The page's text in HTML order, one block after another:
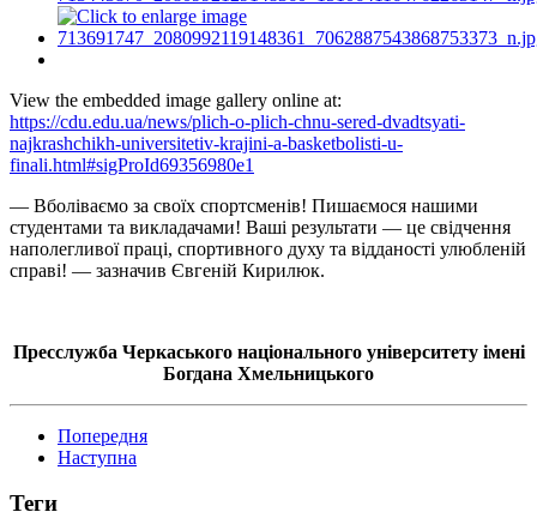
View the embedded image gallery online at:
https://cdu.edu.ua/news/plich-o-plich-chnu-sered-dvadtsyati-
najkrashchikh-universitetiv-krajini-a-basketbolisti-u-
finali.html#sigProId69356980e1
— Вболіваємо за своїх спортсменів! Пишаємося нашими
студентами та викладачами! Ваші результати — це свідчення
наполегливої праці, спортивного духу та відданості улюбленій
справі! — зазначив Євгеній Кирилюк.
Пресслужба Черкаського національного університету імені
Богдана Хмельницького
Попередня
Наступна
Теги